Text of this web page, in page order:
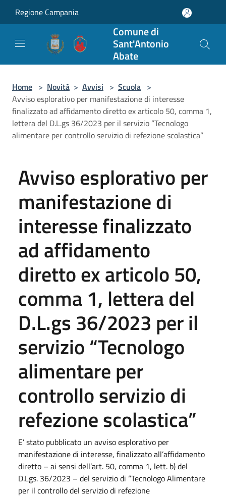
Regione Campania
Comune di
Sant'Antonio
Abate
Home > Novità > Avvisi > Scuola >
Avviso esplorativo per manifestazione di interesse
finalizzato ad affidamento diretto ex articolo 50, comma 1,
lettera del D.L.gs 36/2023 per il servizio “Tecnologo
alimentare per controllo servizio di refezione scolastica”
Avviso esplorativo per
manifestazione di
interesse finalizzato
ad affidamento
diretto ex articolo 50,
comma 1, lettera del
D.L.gs 36/2023 per il
servizio “Tecnologo
alimentare per
controllo servizio di
refezione scolastica”
E’ stato pubblicato un avviso esplorativo per
manifestazione di interesse, finalizzato all’affidamento
diretto – ai sensi dell’art. 50, comma 1, lett. b) del
D.Lgs. 36/2023 – del servizio di “Tecnologo Alimentare
per il controllo del servizio di refezione